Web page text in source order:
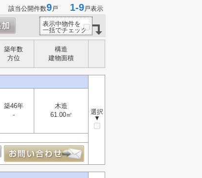
該当公開件数9戸 1-9戸表示
表示中物件を
一括でチェック
築年数
方位
構造
建物面積
選択
▼
築46年
-
木造
61.00㎡